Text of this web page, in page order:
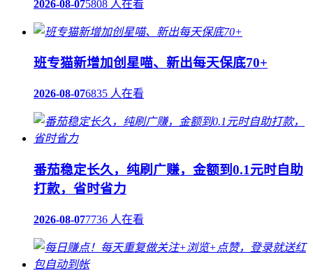
2026-08-075808 人在看
班专猫新增加创星喵、新出每天保底70+
2026-08-076835 人在看
番茄稳定长久，纯刷广赚，金额到0.1元时自助
打款，省时省力
2026-08-077736 人在看